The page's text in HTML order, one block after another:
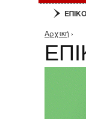
Είστε
Αρχική ›